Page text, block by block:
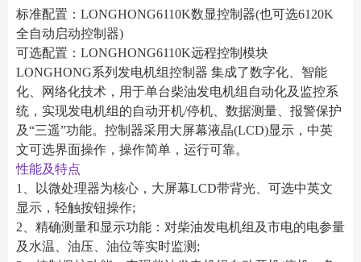
标准配置：LONGHONG6110K数显控制器(也可选6120K
全自动启动控制器)
可选配置：LONGHONG6110K远程控制模块
LONGHONG系列发电机组控制器 集成了数字化、智能
化、网络化技术，用于单台柴油发电机组自动化及监控系
统，实现发电机组的自动开机/停机、数据测量、报警保护
及“三遥”功能。控制器采用大屏幕液晶(LCD)显示，中英
文可选界面操作，操作简单，运行可靠。
性能及特点
1、以微处理器为核心，大屏幕LCD带背光、可选中英文
显示，轻触按钮操作;
2、精确测量和显示功能：对柴油发电机组及市电的电参量
及水温、油压、油位等实时监测;